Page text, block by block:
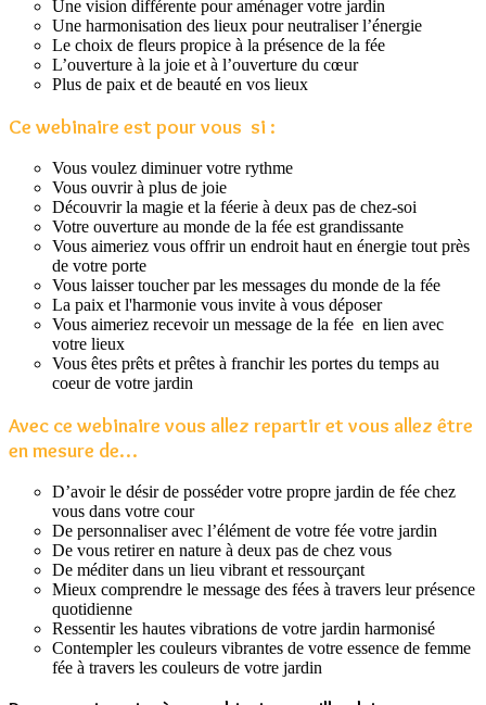
Une vision différente pour aménager votre jardin
Une harmonisation des lieux pour neutraliser l’énergie
Le choix de fleurs propice à la présence de la fée
L’ouverture à la joie et à l’ouverture du cœur
Plus de paix et de beauté en vos lieux
Ce webinaire est pour vous si :
Vous voulez diminuer votre rythme
Vous ouvrir à plus de joie
Découvrir la magie et la féerie à deux pas de chez-soi
Votre ouverture au monde de la fée est grandissante
Vous aimeriez vous offrir un endroit haut en énergie tout près
de votre porte
Vous laisser toucher par les messages du monde de la fée
La paix et l'harmonie vous invite à vous déposer
Vous aimeriez recevoir un message de la fée en lien avec
votre lieux
Vous êtes prêts et prêtes à franchir les portes du temps au
coeur de votre jardin
Avec ce webinaire vous allez repartir et vous allez être
en mesure de…
D’avoir le désir de posséder votre propre jardin de fée chez
vous dans votre cour
De personnaliser avec l’élément de votre fée votre jardin
De vous retirer en nature à deux pas de chez vous
De méditer dans un lieu vibrant et ressourçant
Mieux comprendre le message des fées à travers leur présence
quotidienne
Ressentir les hautes vibrations de votre jardin harmonisé
Contempler les couleurs vibrantes de votre essence de femme
fée à travers les couleurs de votre jardin